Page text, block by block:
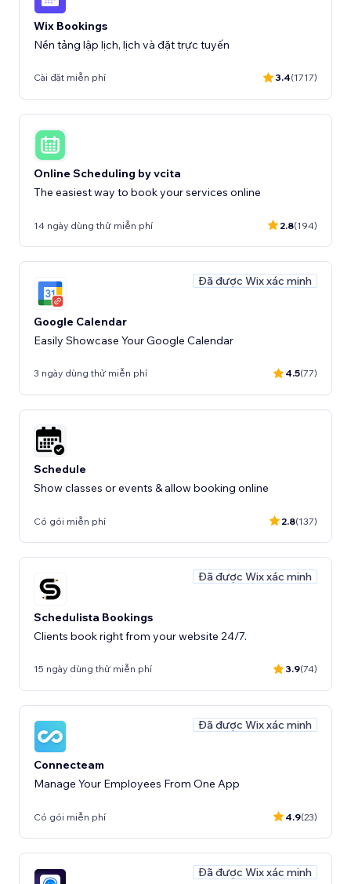
Wix Bookings
Nền tảng lập lịch, lịch và đặt trực tuyến
Cài đặt miễn phí 3.4(1717)
Online Scheduling by vcita
The easiest way to book your services online
14 ngày dùng thử miễn phí 2.8(194)
Đã được Wix xác minh
Google Calendar
Easily Showcase Your Google Calendar
3 ngày dùng thử miễn phí 4.5(77)
Schedule
Show classes or events & allow booking online
Có gói miễn phí 2.8(137)
Đã được Wix xác minh
Schedulista Bookings
Clients book right from your website 24/7.
15 ngày dùng thử miễn phí 3.9(74)
Đã được Wix xác minh
Connecteam
Manage Your Employees From One App
Có gói miễn phí 4.9(23)
Đã được Wix xác minh